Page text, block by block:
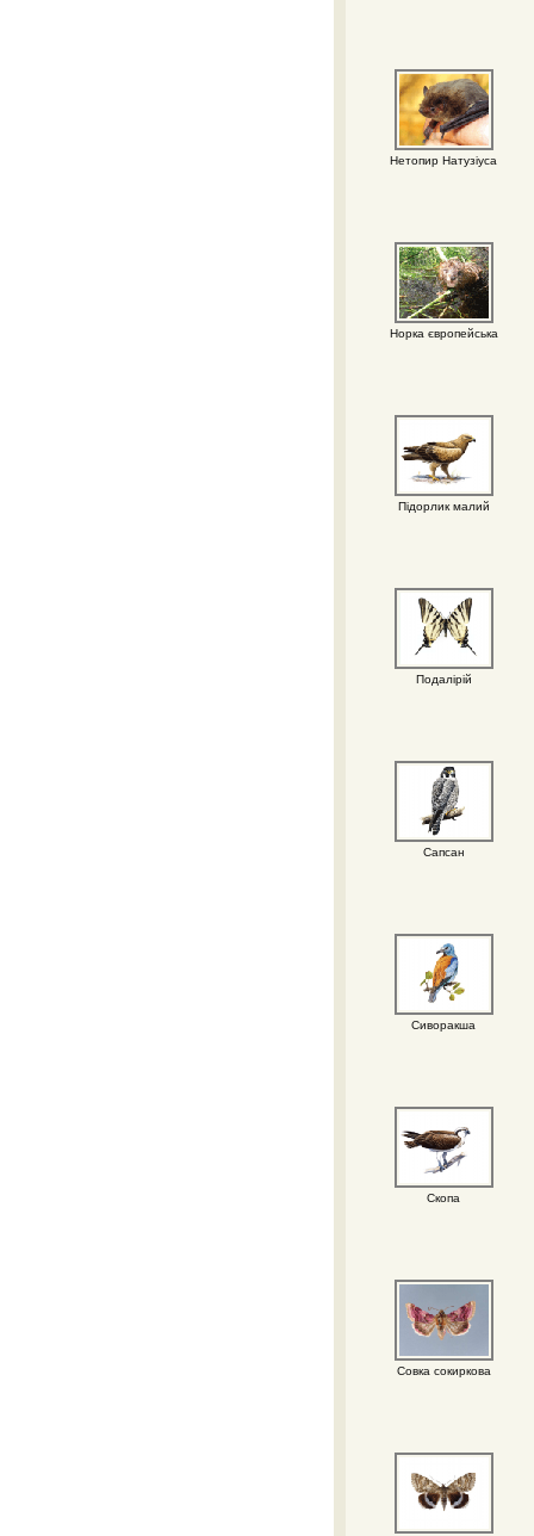
Нетопир Натузіуса
Норка європейська
Підорлик малий
Подалірій
Сапсан
Сиворакша
Скопа
Совка сокиркова